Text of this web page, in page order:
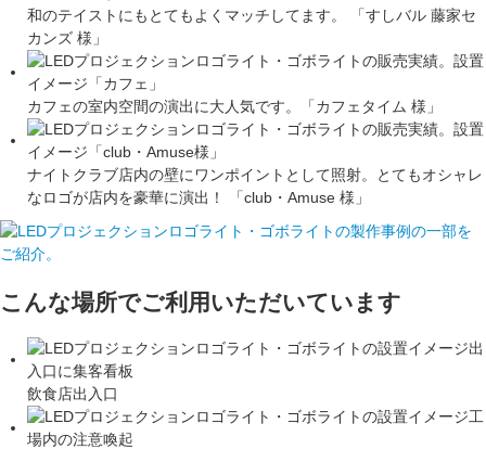
和のテイストにもとてもよくマッチしてます。 「すしバル 藤家セ
カンズ 様」
カフェの室内空間の演出に大人気です。「カフェタイム 様」
ナイトクラブ店内の壁にワンポイントとして照射。とてもオシャレ
なロゴが店内を豪華に演出！ 「club・Amuse 様」
こんな場所でご利用いただいています
飲食店出入口